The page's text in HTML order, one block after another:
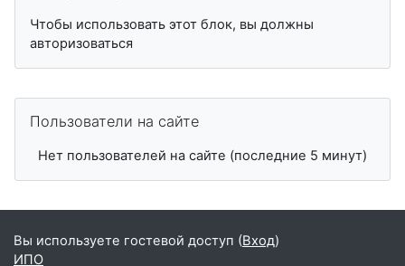
Чтобы использовать этот блок, вы должны
авторизоваться
Пользователи на сайте
Нет пользователей на сайте (последние 5 минут)
Вы используете гостевой доступ (Вход)
ИПО